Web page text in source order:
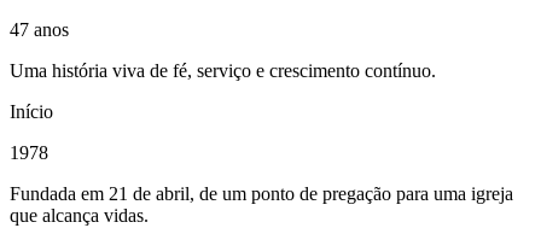
47 anos
Uma história viva de fé, serviço e crescimento contínuo.
Início
1978
Fundada em 21 de abril, de um ponto de pregação para uma igreja
que alcança vidas.